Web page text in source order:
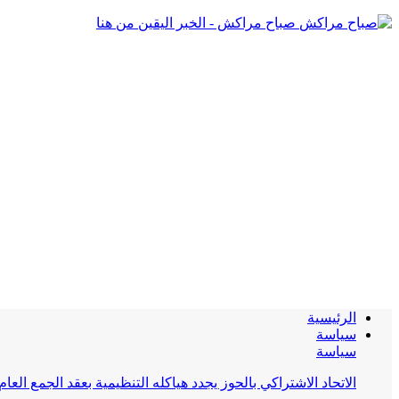
صباح مراكش - الخبر اليقين من هنا
الرئيسية
سياسة
سياسة
الاتحاد الاشتراكي بالحوز يجدد هياكله التنظيمية بعقد الجمع